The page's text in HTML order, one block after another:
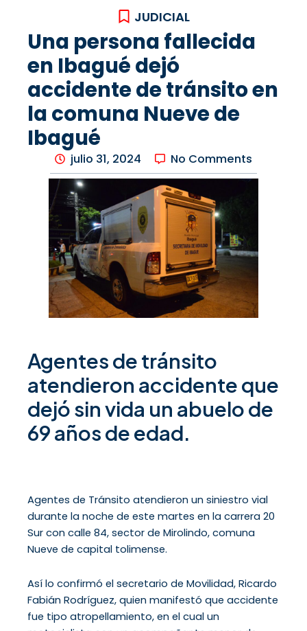
JUDICIAL
Una persona fallecida
en Ibagué dejó
accidente de tránsito en
la comuna Nueve de
Ibagué
julio 31, 2024 No Comments
Agentes de tránsito
atendieron accidente que
dejó sin vida un abuelo de
69 años de edad.
Agentes de Tránsito atendieron un siniestro vial
durante la noche de este martes en la carrera 20
Sur con calle 84, sector de Mirolindo, comuna
Nueve de capital tolimense.
Así lo confirmó el secretario de Movilidad, Ricardo
Fabián Rodríguez, quien manifestó que accidente
fue tipo atropellamiento, en el cual un